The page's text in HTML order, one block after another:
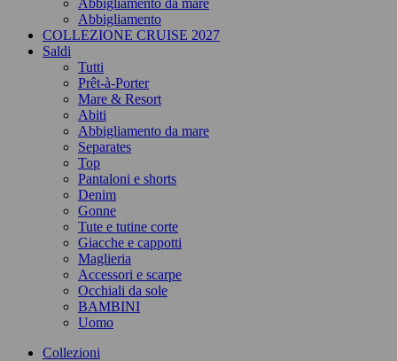
Abbigliamento da mare
Abbigliamento
COLLEZIONE CRUISE 2027
Saldi
Tutti
Prêt-à-Porter
Mare & Resort
Abiti
Abbigliamento da mare
Separates
Top
Pantaloni e shorts
Denim
Gonne
Tute e tutine corte
Giacche e cappotti
Maglieria
Accessori e scarpe
Occhiali da sole
BAMBINI
Uomo
Collezioni